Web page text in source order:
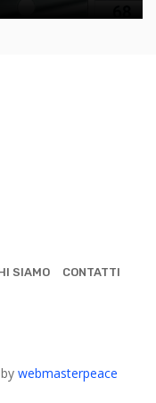
SIAMO CONTATTI
webmasterpeace